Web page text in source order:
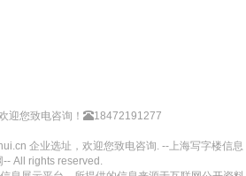
迎您致电咨询！ 18472191277
企业选址，欢迎您致电咨询. --上海写字楼信息
-- All rights reserved.